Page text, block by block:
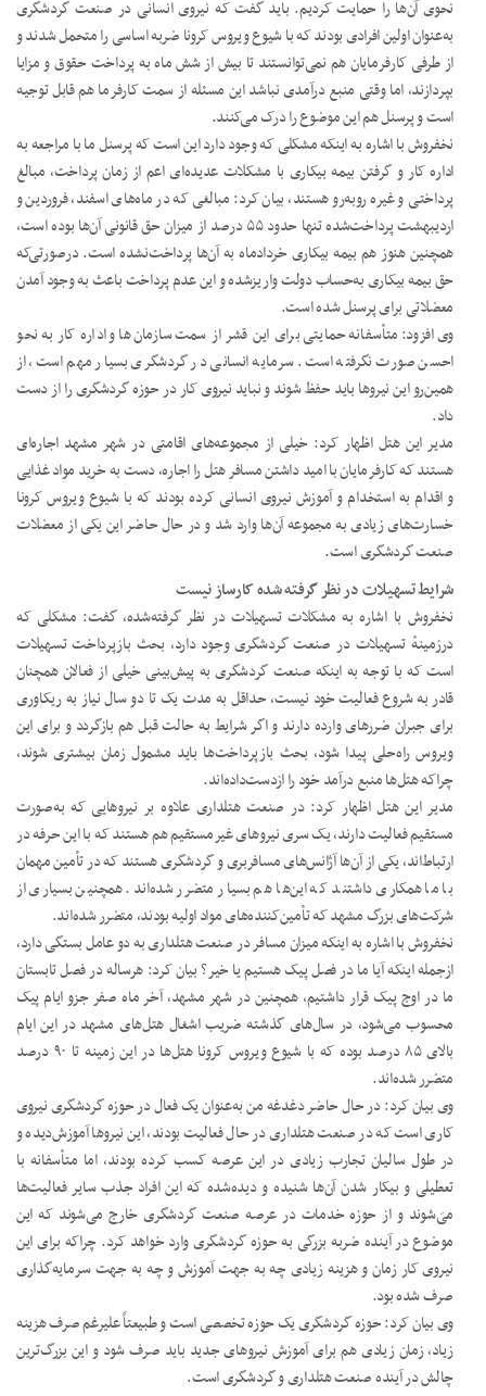
نحوی آن‌ها را حمایت کردیم. باید گفت که نیروی انسانی در صنعت گردشگری
به‌عنوان اولین افرادی بودند که با شیوع ویروس کرونا ضربه اساسی را متحمل شدند و
از طرفی کارفرمایان هم نمی‌توانستند تا بیش از شش ماه به پرداخت حقوق و مزایا
بپردازند، اما وقتی منبع درآمدی نباشد این مسئله از سمت کارفرما هم قابل توجیه
است و پرسنل هم این موضوع را درک می‌کنند.
نخفروش با اشاره به اینکه مشکلی که وجود دارد این است که پرسنل ما با مراجعه به
اداره کار و گرفتن بیمه بیکاری با مشکلات عدیده‌ای اعم از زمان پرداخت، مبالغ
پرداختی و غیره روبه‌رو هستند، بیان کرد: مبالغی که در ماه‌های اسفند، فروردین و
اردیبهشت پرداخت‌شده تنها حدود ۵۵ درصد از میزان حق قانونی آن‌ها بوده است،
همچنین هنوز هم بیمه بیکاری خردادماه به آن‌ها پرداخت‌نشده است. درصورتی‌که
حق بیمه بیکاری به‌حساب دولت واریزشده و این عدم پرداخت باعث به وجود آمدن
معضلاتی برای پرسنل شده است.
وی افزود: متأسفانه حمایتی برای این قشر از سمت سازمان‌ها و اداره کار به نحو
احسن صورت نگرفته است. سرمایه انسانی در گردشگری بسیار مهم است، از
همین‌رو این نیروها باید حفظ شوند و نباید نیروی کار در حوزه گردشگری را از دست
داد.
مدیر این هتل اظهار کرد: خیلی از مجموعه‌های اقامتی در شهر مشهد اجاره‌ای
هستند که کارفرمایان با امید داشتن مسافر هتل را اجاره، دست به خرید مواد غذایی
و اقدام به استخدام و آموزش نیروی انسانی کرده بودند که با شیوع ویروس کرونا
خسارت‌های زیادی به مجموعه آن‌ها وارد شد و در حال حاضر این یکی از معضلات
صنعت گردشگری است.
شرایط تسهیلات در نظر گرفته شده کارساز نیست
نخفروش با اشاره به مشکلات تسهیلات در نظر گرفته‌شده، گفت: مشکلی که
درزمینهٔ تسهیلات در صنعت گردشگری وجود دارد، بحث بازپرداخت تسهیلات
است که با توجه به اینکه صنعت گردشگری به پیش‌بینی خیلی از فعالان همچنان
قادر به شروع فعالیت خود نیست، حداقل به مدت یک تا دو سال نیاز به ریکاوری
برای جبران ضررهای وارده دارند و اگر شرایط به حالت قبل هم بازگردد و برای این
ویروس راه‌حلی پیدا شود، بحث بازپرداخت‌ها باید مشمول زمان بیشتری شوند،
چراکه هتل‌ها منبع درآمد خود را ازدست‌داده‌اند.
مدیر این هتل اظهار کرد: در صنعت هتلداری علاوه بر نیروهایی که به‌صورت
مستقیم فعالیت دارند، یک سری نیروهای غیرمستقیم هم هستند که با این حرفه در
ارتباط‌اند، یکی از آن‌ها آژانس‌های مسافربری و گردشگری هستند که در تأمین مهمان
با ما همکاری داشتند که این‌ها هم بسیار متضرر شده‌اند. همچنین بسیاری از
شرکت‌های بزرگ مشهد که تأمین‌کننده‌های مواد اولیه بودند، متضرر شده‌اند.
نخفروش با اشاره به اینکه میزان مسافر در صنعت هتلداری به دو عامل بستگی دارد،
ازجمله اینکه آیا ما در فصل پیک هستیم یا خیر؟ بیان کرد: هرساله در فصل تابستان
ما در اوج پیک قرار داشتیم، همچنین در شهر مشهد، آخر ماه صفر جزو ایام پیک
محسوب می‌شود، در سال‌های گذشته ضریب اشغال هتل‌های مشهد در این ایام
بالای ۸۵ درصد بوده که با شیوع ویروس کرونا هتل‌ها در این زمینه تا ۹۰ درصد
متضرر شده‌اند.
وی بیان کرد: در حال حاضر دغدغه من به‌عنوان یک فعال در حوزه گردشگری نیروی
کاری است که در صنعت هتلداری در حال فعالیت بودند، این نیروها آموزش‌دیده و
در طول سالیان تجارب زیادی در این عرصه کسب کرده بودند، اما متأسفانه با
تعطیلی و بیکار شدن آن‌ها شنیده و دیده‌شده که این افراد جذب سایر فعالیت‌ها
می‌َشوند و از حوزه خدمات در عرصه صنعت گردشگری خارج می‌شوند که این
موضوع در آینده ضربه بزرگی به حوزه گردشگری وارد خواهد کرد. چراکه برای این
نیروی کار زمان و هزینه زیادی چه به جهت آموزش و چه به جهت سرمایه‌گذاری
صرف شده بود.
وی بیان کرد: حوزه گردشگری یک حوزه تخصصی است و طبیعتاً علیرغم صرف هزینه
زیاد، زمان زیادی هم برای آموزش نیروهای جدید باید صرف شود و این بزرگ‌ترین
چالش در آینده صنعت هتلداری و گردشگری است.